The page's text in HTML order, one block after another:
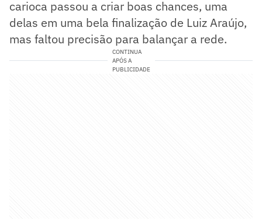
carioca passou a criar boas chances, uma
delas em uma bela finalização de Luiz Araújo,
mas faltou precisão para balançar a rede.
CONTINUA
APÓS A
PUBLICIDADE